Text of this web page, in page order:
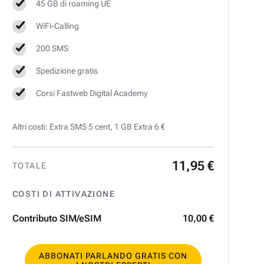
45 GB di roaming UE
WiFi-Calling
200 SMS
Spedizione gratis
Corsi Fastweb Digital Academy
Altri costi: Extra SMS 5 cent, 1 GB Extra 6 €
TOTALE 11 ,95 €
COSTI DI ATTIVAZIONE
Contributo SIM/eSIM 10,00 €
ABBONATI PARLANDO GRATIS CON